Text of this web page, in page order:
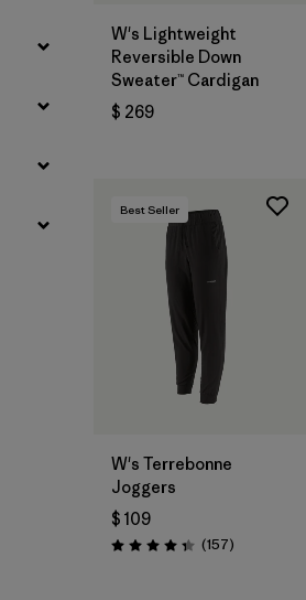
W's Lightweight
Reversible Down
Sweater™ Cardigan
$ 269
Best Seller
W's Terrebonne
Joggers
$ 109
Valoración: 4.4 / 5
(157Comentarios
)